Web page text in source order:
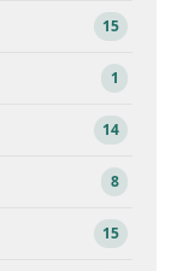
15
1
14
8
15